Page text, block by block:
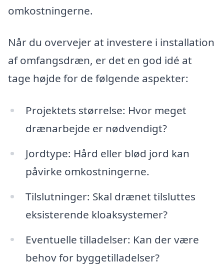
omkostningerne.
Når du overvejer at investere i installation
af omfangsdræn, er det en god idé at
tage højde for de følgende aspekter:
Projektets størrelse: Hvor meget
drænarbejde er nødvendigt?
Jordtype: Hård eller blød jord kan
påvirke omkostningerne.
Tilslutninger: Skal drænet tilsluttes
eksisterende kloaksystemer?
Eventuelle tilladelser: Kan der være
behov for byggetilladelser?